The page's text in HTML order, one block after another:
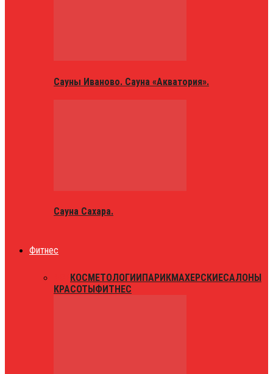
Сауны Иваново. Сауна «Акватория».
Сауна Сахара.
Фитнес
КОСМЕТОЛОГИИПАРИКМАХЕРСКИЕСАЛОНЫ
КРАСОТЫФИТНЕС